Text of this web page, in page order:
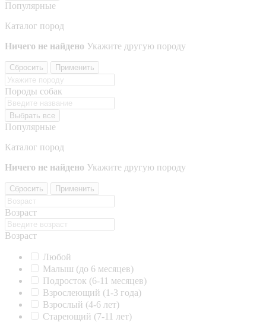
Популярные
Каталог пород
Ничего не найдено Укажите другую породу
Сбросить Применить
Породы собак
Выбрать все
Популярные
Каталог пород
Ничего не найдено Укажите другую породу
Сбросить Применить
Возраст
Возраст
Любой
Малыш (до 6 месяцев)
Подросток (6-11 месяцев)
Взрослеющий (1-3 года)
Взрослый (4-6 лет)
Стареющий (7-11 лет)